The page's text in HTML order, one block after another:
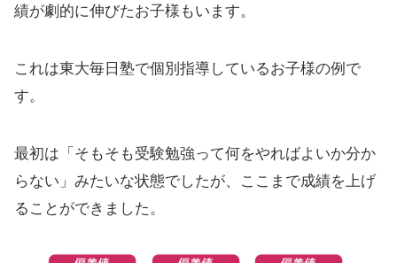
績が劇的に伸びたお子様もいます。
これは東大毎日塾で個別指導しているお子様の例で
す。
最初は「そもそも受験勉強って何をやればよいか分か
らない」みたいな状態でしたが、ここまで成績を上げ
ることができました。